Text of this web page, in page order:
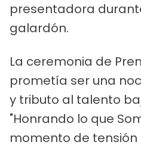
presentadora
galardón.
La ceremonia de
prometía ser una
y tributo al talento
"Honrando lo que
momento de